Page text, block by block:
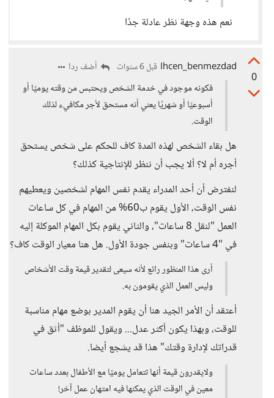
نعم هذه وجهة نظر عادلة جدًا
0
Ihcen_benmezdad قبل 6 سنوات
أضف ردا
فكونه موجود في خدمة الشخص ويحتبس من وقته يوميًا أو
أسبوعيًا أو شهريًا يعني أنه مستحق لأجر مكافيء لذلك
الوقت.
هل بقاء الشخص لهذه المدة كاف للحكم على شخص يستحق
أجره أم لا؟ ألا يجب أن ننظر للإنتاجية كذلك؟
لنفترض أن أحد المدراء يقدم نفس المهام لشخصين ويعطيهم
نفس الوقت، الأول يقوم ب60% من المهام في كل ساعات
العمل "لنقل 8 ساعات"، والثاني يقوم بكل المهام الموكلة إليه
في "4 ساعات" وبنفس جودة الأول. هل هنا معيار الوقت كاف؟
أرى هذا المنظور رائع لأنه سيعى لتقدير قيمة وقت الأشخاص
وليس العمل الذي يقومون به.
أعتقد أن الأمر الجيد هنا أن يقوم المدير بوضع مهام مناسبة
للوقت، وبهذا يكون أكثر عدل... ويقول للموظف "أثق في
قدراتك لإدارة وقتك" هذا قد يشجع أيضا.
ولايقدرون قيمة أنها تتعامل يوميًا مع الأطفال بعدد ساعات
معين في الوقت الذي يمكنها فيه امتهان عمل آخر!